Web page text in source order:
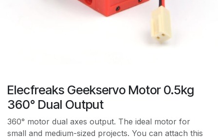
Elecfreaks Geekservo Motor 0.5kg
360° Dual Output
360° motor dual axes output. The ideal motor for
small and medium-sized projects. You can attach this